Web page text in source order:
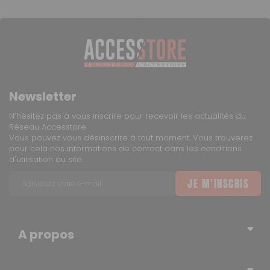
Newsletter
N’hésitez pas à vous inscrire pour recevoir les actualités du
Réseau Accesstore
Vous pouvez vous désinscrire à tout moment. Vous trouverez
pour cela nos informations de contact dans les conditions
d'utilisation du site.
JE M'INSCRIS
A propos